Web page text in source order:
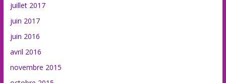
juillet 2017
juin 2017
juin 2016
avril 2016
novembre 2015